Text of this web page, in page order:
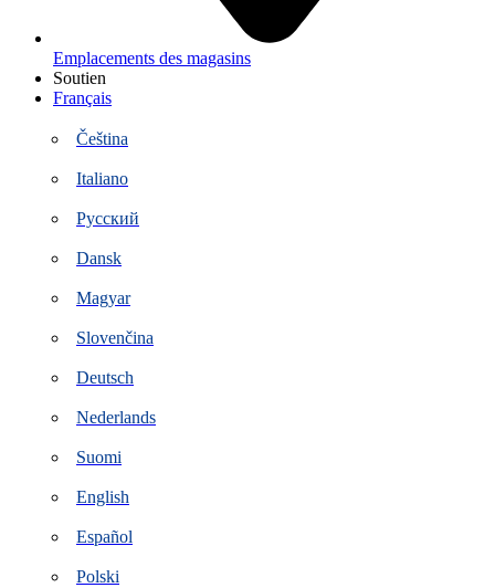
Emplacements des magasins
Soutien
Français
Čeština
Italiano
Русский
Dansk
Magyar
Slovenčina
Deutsch
Nederlands
Suomi
English
Español
Polski